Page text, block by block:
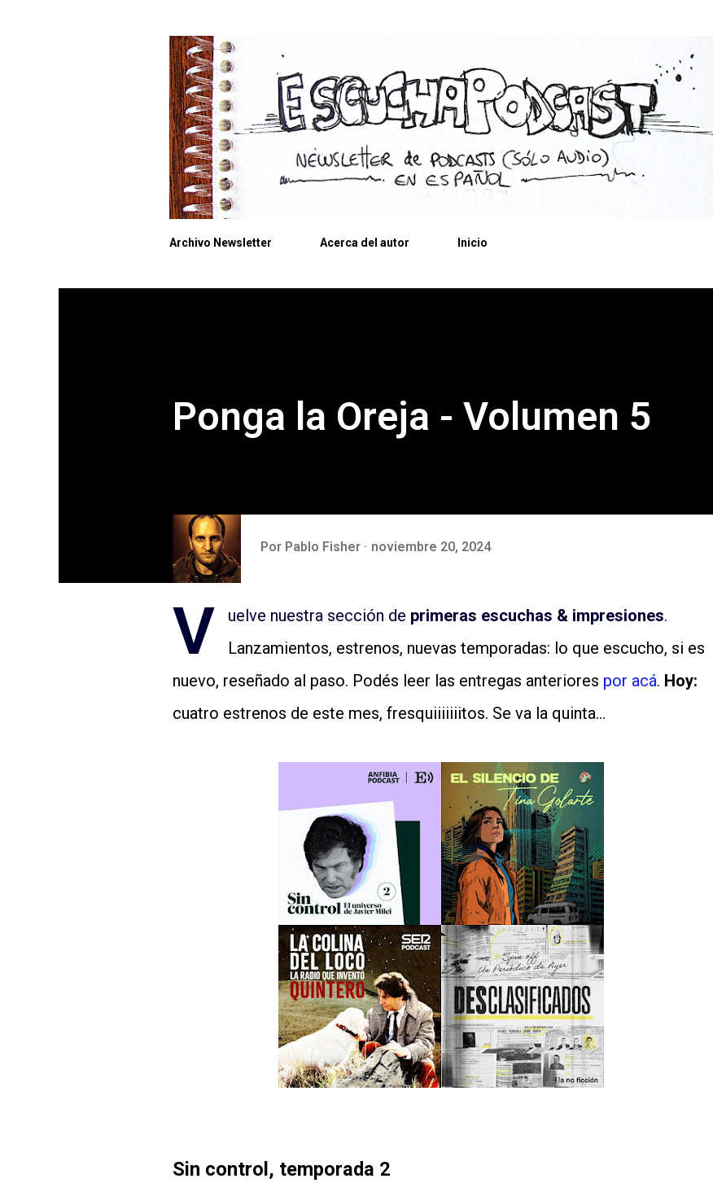
Archivo Newsletter Acerca del autor Inicio
Ponga la Oreja - Volumen 5
Por Pablo Fisher noviembre 20, 2024
V uelve nuestra sección de primeras escuchas & impresiones.
Lanzamientos, estrenos, nuevas temporadas: lo que escucho, si es
nuevo, reseñado al paso. Podés leer las entregas anteriores por acá. Hoy:
cuatro estrenos de este mes, fresquiiiiiiitos. Se va la quinta…
Sin control, temporada 2